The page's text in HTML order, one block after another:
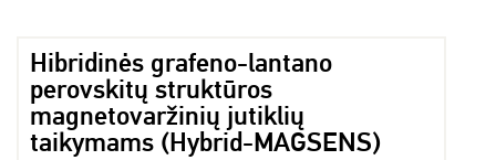
Hibridinės grafeno-lantano
perovskitų struktūros
magnetovaržinių jutiklių
taikymams (Hybrid-MAGSENS)